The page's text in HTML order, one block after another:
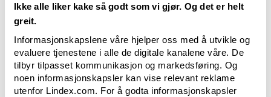
Ikke alle liker kake så godt som vi gjør. Og det er helt
greit.
Informasjonskapslene våre hjelper oss med å utvikle og
evaluere tjenestene i alle de digitale kanalene våre. De
tilbyr tilpasset kommunikasjon og markedsføring. Og
noen informasjonskapsler kan vise relevant reklame
utenfor Lindex.com. For å godta informasjonskapsler
Female Engineering Closely
Nøkkel- og talspersoner Butikker